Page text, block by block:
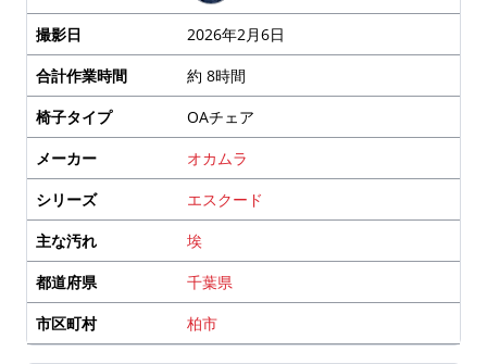
撮影日
2026年2月6日
合計作業時間
約 8時間
椅子タイプ
OAチェア
メーカー
オカムラ
シリーズ
エスクード
主な汚れ
埃
都道府県
千葉県
市区町村
柏市